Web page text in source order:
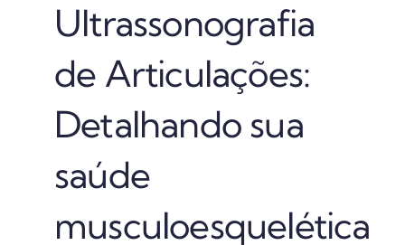
Ultrassonografia
de Articulações:
Detalhando sua
saúde
musculoesquelética